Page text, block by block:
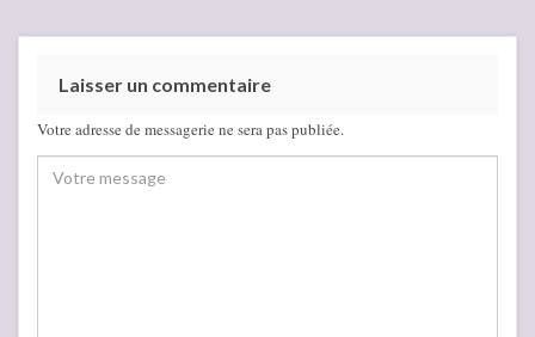
Laisser un commentaire
Votre adresse de messagerie ne sera pas publiée.